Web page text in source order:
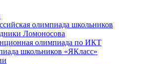
олимпиада школьников
Ломоносова
олимпиада по ИКТ
школьников «ЯКласс»